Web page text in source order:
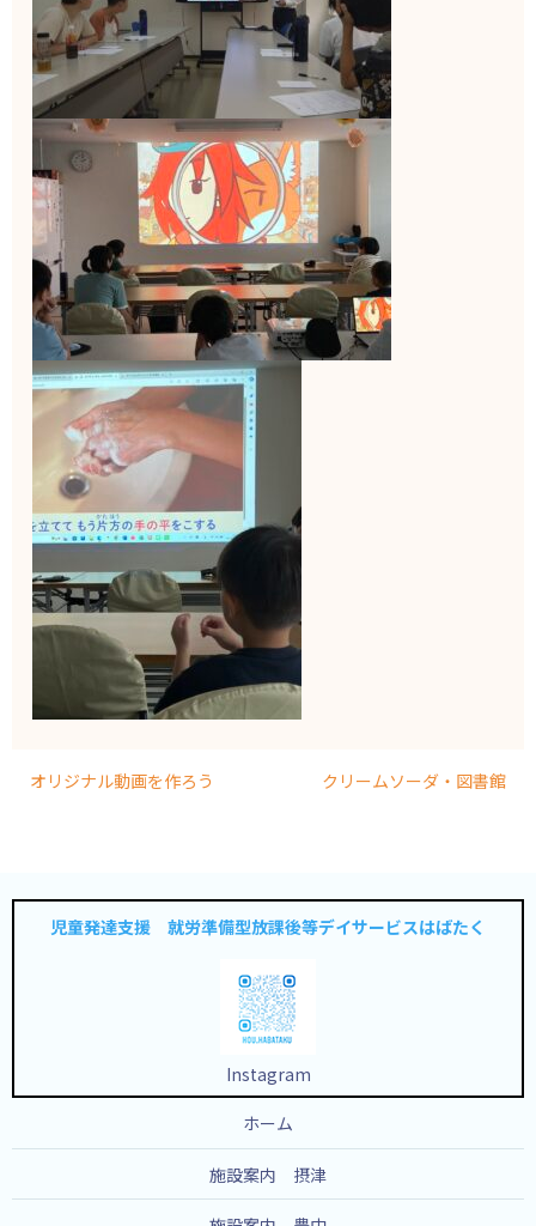
オリジナル動画を作ろう クリームソーダ・図書館
児童発達支援 就労準備型放課後等デイサービスはばたく
Instagram
ホーム
施設案内 摂津